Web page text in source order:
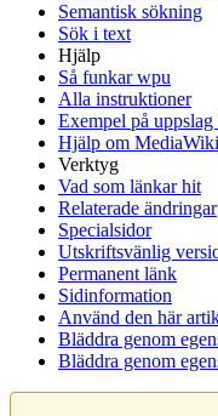
Semantisk sökning
Sök i text
Hjälp
Så funkar wpu
Alla instruktioner
Exempel på
Hjälp om MediaWiki
Verktyg
Vad som länkar hit
Relaterade ändringar
Specialsidor
Utskriftsvänlig
Permanent länk
Sidinformation
Använd den här
Bläddra genom
Bläddra genom